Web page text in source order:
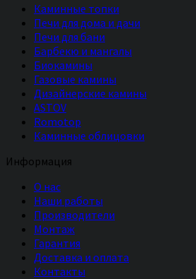
Каминные топки
Печи для дома и дачи
Печи для бани
Барбекю и мангалы
Биокамины
Газовые камины
Дизайнерские камины
ASTOV
Romotop
Каминные облицовки
Информация
О нас
Наши работы
Производители
Монтаж
Гарантия
Доставка и оплата
Контакты